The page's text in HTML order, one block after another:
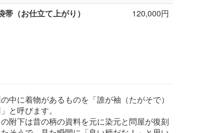
帯（お仕立て上がり）
120,000円
中に着物があるものを「誰が袖（たがそで）
と呼びます。
附下は昔の柄の資料を元に染元と問屋が復刻